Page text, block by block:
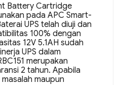
Battery Cartridge
pada APC Smart-
UPS telah diuji dan
100% dengan
12V 5.1AH sudah
UPS dalam
merupakan
2 tahun. Apabila
maupun